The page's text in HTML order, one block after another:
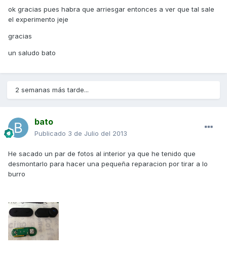
ok gracias pues habra que arriesgar entonces a ver que tal sale
el experimento jeje
gracias
un saludo bato
2 semanas más tarde...
bato
Publicado 3 de Julio del 2013
He sacado un par de fotos al interior ya que he tenido que
desmontarlo para hacer una pequeña reparacion por tirar a lo
burro